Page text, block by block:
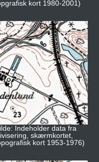
kort 1980-2001)
Indeholder data fra
skærmkortet,
kort 1953-1976)